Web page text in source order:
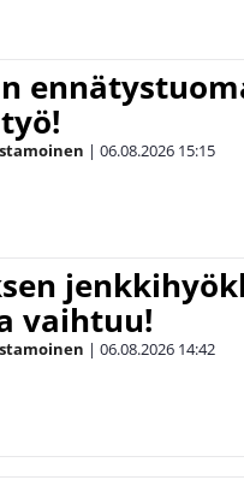
| 06.08.2026 15:15
vaihtuu!
| 06.08.2026 14:42